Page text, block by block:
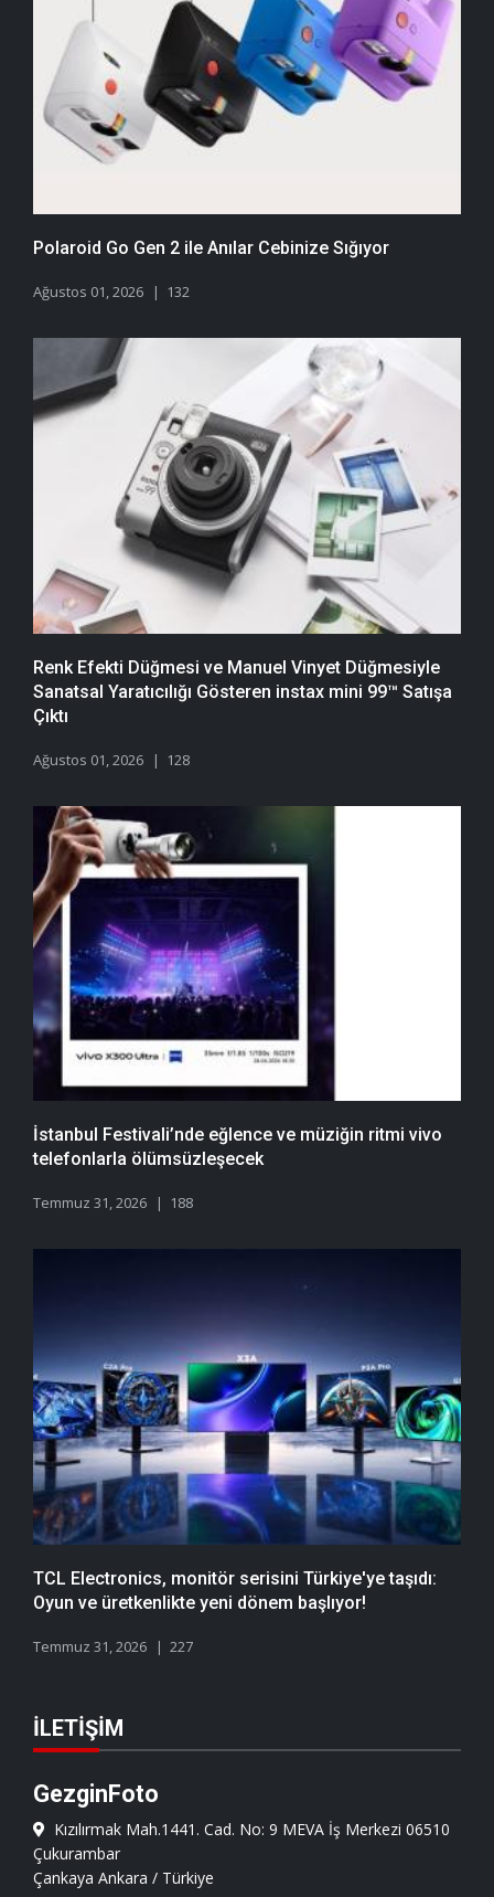
Polaroid Go Gen 2 ile Anılar Cebinize Sığıyor
Ağustos 01, 2026 132
Renk Efekti Düğmesi ve Manuel Vinyet Düğmesiyle
Sanatsal Yaratıcılığı Gösteren instax mini 99™ Satışa
Çıktı
Ağustos 01, 2026 128
İstanbul Festivali’nde eğlence ve müziğin ritmi vivo
telefonlarla ölümsüzleşecek
Temmuz 31, 2026 188
TCL Electronics, monitör serisini Türkiye'ye taşıdı:
Oyun ve üretkenlikte yeni dönem başlıyor!
Temmuz 31, 2026 227
İLETIŞIM
GezginFoto
Kızılırmak Mah.1441. Cad. No: 9 MEVA İş Merkezi 06510
Çukurambar
Çankaya Ankara / Türkiye